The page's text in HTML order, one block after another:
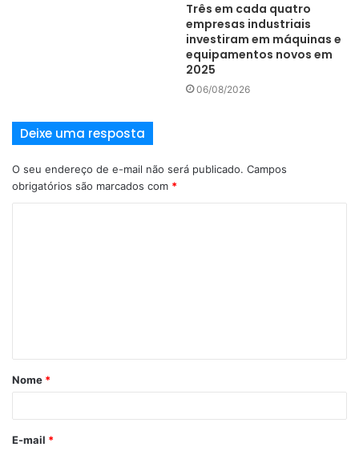
Três em cada quatro
empresas industriais
investiram em máquinas e
equipamentos novos em
2025
06/08/2026
Deixe uma resposta
O seu endereço de e-mail não será publicado. Campos
obrigatórios são marcados com *
Nome *
E-mail *